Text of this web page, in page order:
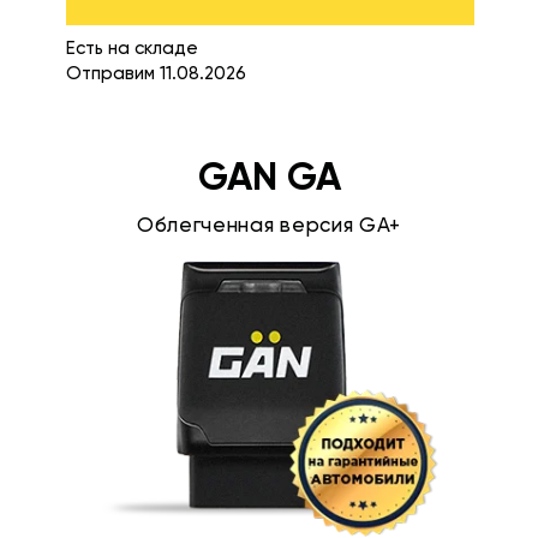
Есть на складе
Отправим 11.08.2026
GAN GA
Облегченная версия GA+